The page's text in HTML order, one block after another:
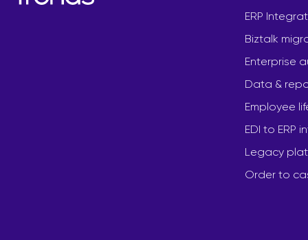
ERP
Biztalk
Enterprise
Data &
Employee
EDI to ERP
Legacy
Order to